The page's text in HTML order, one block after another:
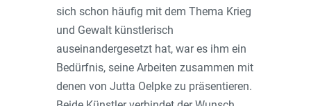
sich schon häufig mit dem Thema Krieg
und Gewalt künstlerisch
auseinandergesetzt hat, war es ihm ein
Bedürfnis, seine Arbeiten zusammen mit
denen von Jutta Oelpke zu präsentieren.